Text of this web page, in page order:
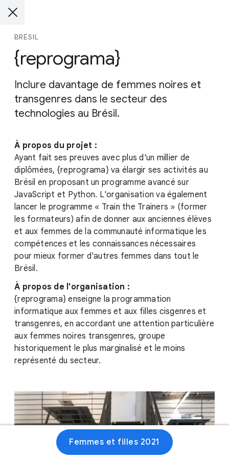
BRÉSIL
{reprograma}
Inclure davantage de femmes noires et
transgenres dans le secteur des
technologies au Brésil.
À propos du projet :
Ayant fait ses preuves avec plus d'un millier de
diplômées, {reprograma} va élargir ses activités au
Brésil en proposant un programme avancé sur
JavaScript et Python. L'organisation va également
lancer le programme « Train the Trainers » (former
les formateurs) afin de donner aux anciennes élèves
et aux femmes de la communauté informatique les
compétences et les connaissances nécessaires
pour mieux former d'autres femmes dans tout le
Brésil.
À propos de l'organisation :
{reprograma} enseigne la programmation
informatique aux femmes et aux filles cisgenres et
transgenres, en accordant une attention particulière
aux femmes noires transgenres, groupe
historiquement le plus marginalisé et le moins
représenté du secteur.
Femmes et filles 2021